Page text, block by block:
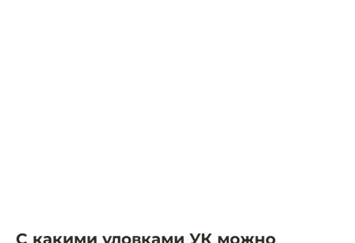
С какими уловками УК можно